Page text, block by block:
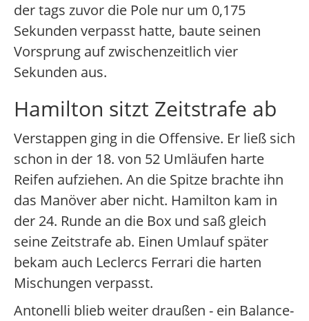
der tags zuvor die Pole nur um 0,175
Sekunden verpasst hatte, baute seinen
Vorsprung auf zwischenzeitlich vier
Sekunden aus.
Hamilton sitzt Zeitstrafe ab
Verstappen ging in die Offensive. Er ließ sich
schon in der 18. von 52 Umläufen harte
Reifen aufziehen. An die Spitze brachte ihn
das Manöver aber nicht. Hamilton kam in
der 24. Runde an die Box und saß gleich
seine Zeitstrafe ab. Einen Umlauf später
bekam auch Leclercs Ferrari die harten
Mischungen verpasst.
Antonelli blieb weiter draußen - ein Balance-